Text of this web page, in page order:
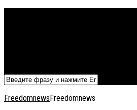
FreedomnewsFreedomnews